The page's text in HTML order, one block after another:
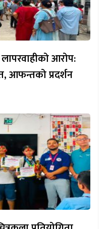
आरोप:
आफन्तको प्रदर्शन